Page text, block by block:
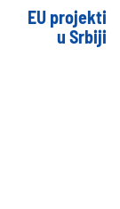
EU projekti
u Srbiji